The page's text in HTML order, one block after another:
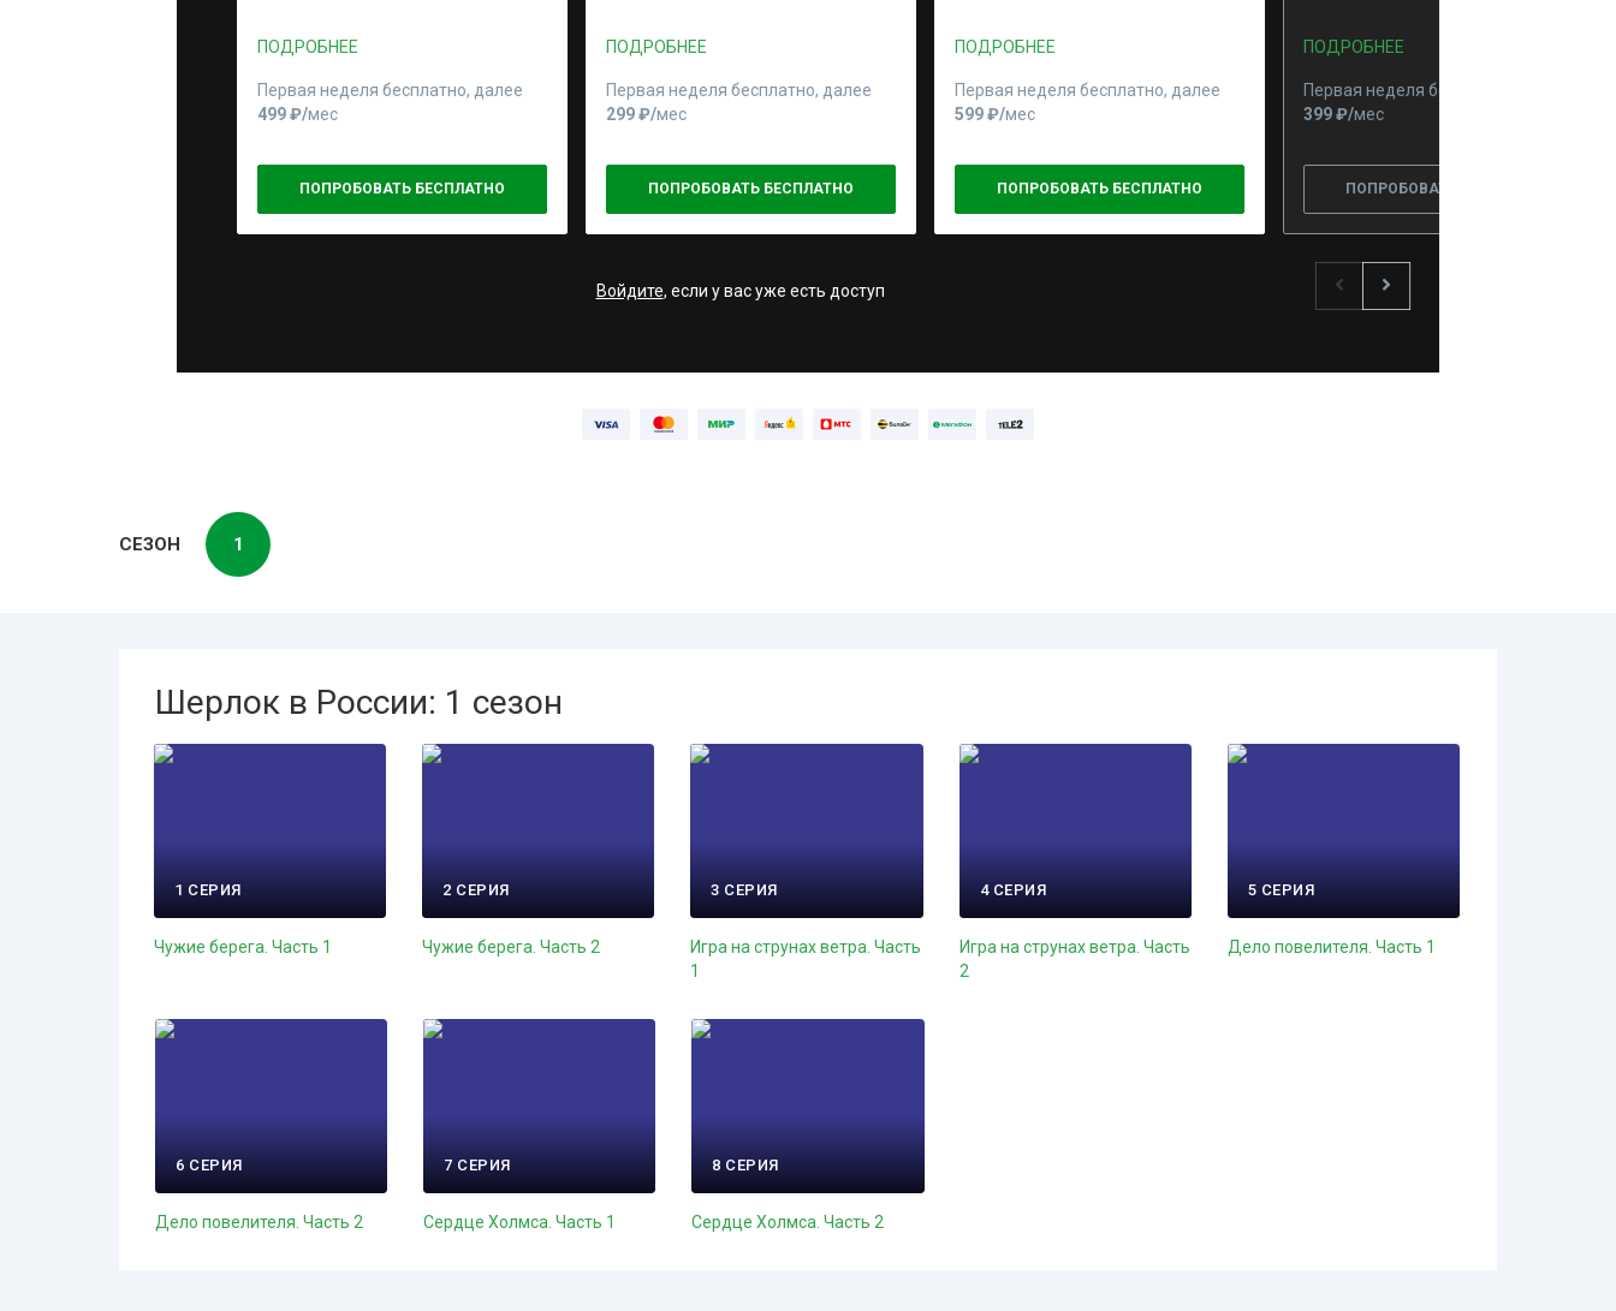
ПОДРОБНЕЕ
Первая неделя бесплатно, далее
499 ₽⁠/⁠мес
ПОПРОБОВАТЬ БЕСПЛАТНО
ПОДРОБНЕЕ
Первая неделя бесплатно, далее
299 ₽⁠/⁠мес
ПОПРОБОВАТЬ БЕСПЛАТНО
ПОДРОБНЕЕ
Первая неделя бесплатно, далее
599 ₽⁠/⁠мес
ПОПРОБОВАТЬ БЕСПЛАТНО
ПОДРОБНЕЕ
Первая неделя бесплатно, далее
399 ₽⁠/⁠мес
ПОПРОБОВАТЬ БЕСПЛАТНО
Войдите, если у вас уже есть доступ
СЕЗОН 1
Шерлок в России: 1 сезон
1 СЕРИЯ
Чужие берега. Часть 1
2 СЕРИЯ
Чужие берега. Часть 2
3 СЕРИЯ
Игра на струнах ветра. Часть
1
4 СЕРИЯ
Игра на струнах ветра. Часть
2
5 СЕРИЯ
Дело повелителя. Часть 1
6 СЕРИЯ
Дело повелителя. Часть 2
7 СЕРИЯ
Сердце Холмса. Часть 1
8 СЕРИЯ
Сердце Холмса. Часть 2